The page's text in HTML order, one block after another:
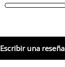
Escribir una reseña